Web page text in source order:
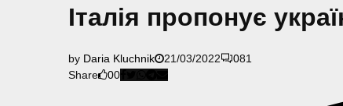
Італія пропонує
by Daria Kluchnik 21/03/2022 081
Share
00